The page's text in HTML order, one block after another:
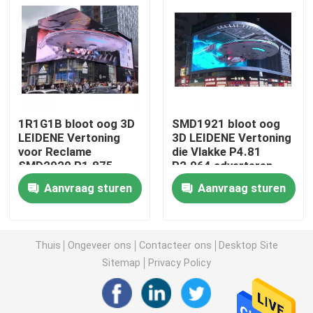
Het creatieve LEIDENE Vertoningsscherm
Het openlucht LEIDENE Vertoningsscherm
Stadion het LEIDENE Scherm
Stadium het LEIDENE Vertoningsscherm
Het gebogen LEIDENE Scherm
LEIDENE het Schermmodules
1R1G1B bloot oog 3D
LEIDENE Vertoning
voor Reclame
SMD2020 P1.875
Aanvraag sturen
SMD1921 bloot oog
3D LEIDENE Vertoning
die Vlakke P4.81
P2.064 adverteren
Aanvraag sturen
Thuis Ongeveer ons Contacteer ons
Desktop Site
Sitemap
Privacy Policy